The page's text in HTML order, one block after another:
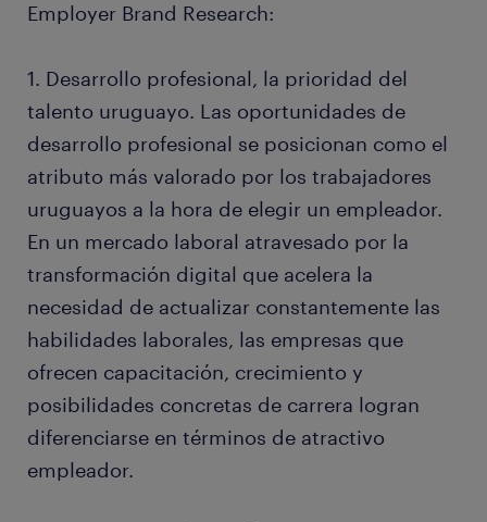
Employer Brand Research:
1. Desarrollo profesional, la prioridad del
talento uruguayo. Las oportunidades de
desarrollo profesional se posicionan como el
atributo más valorado por los trabajadores
uruguayos a la hora de elegir un empleador.
En un mercado laboral atravesado por la
transformación digital que acelera la
necesidad de actualizar constantemente las
habilidades laborales, las empresas que
ofrecen capacitación, crecimiento y
posibilidades concretas de carrera logran
diferenciarse en términos de atractivo
empleador.